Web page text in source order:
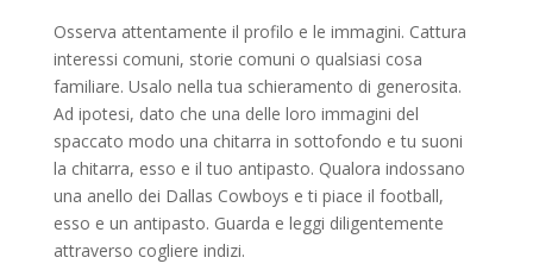
Osserva attentamente il profilo e le immagini. Cattura
interessi comuni, storie comuni o qualsiasi cosa
familiare. Usalo nella tua schieramento di generosita.
Ad ipotesi, dato che una delle loro immagini del
spaccato modo una chitarra in sottofondo e tu suoni
la chitarra, esso e il tuo antipasto. Qualora indossano
una anello dei Dallas Cowboys e ti piace il football,
esso e un antipasto. Guarda e leggi diligentemente
attraverso cogliere indizi.